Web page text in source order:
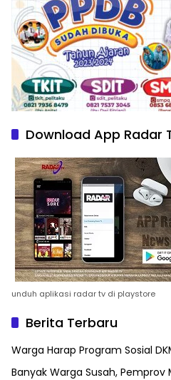
Download App Radar
unduh aplikasi radar tv di playstore
Berita Terbaru
Warga Harap Program Sosial
Banyak Warga Susah, Pemprov